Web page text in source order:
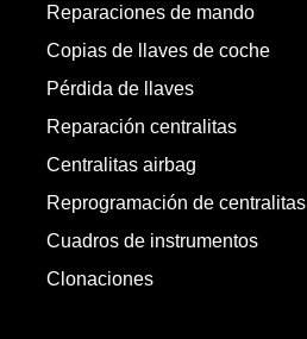
Reparaciones de mando
Copias de llaves de coche
Pérdida de llaves
Reparación centralitas
Centralitas airbag
Reprogramación de centralitas
Cuadros de instrumentos
Clonaciones